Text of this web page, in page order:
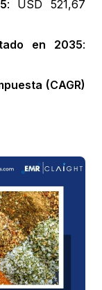
: USD 521,67
en 2035:
(CAGR)